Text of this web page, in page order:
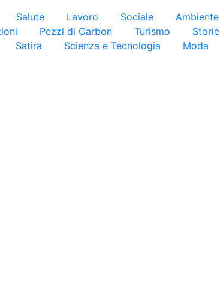
Salute Lavoro Sociale Ambiente
Pezzi di Carbon Turismo Storie
Satira Scienza e Tecnologia Moda